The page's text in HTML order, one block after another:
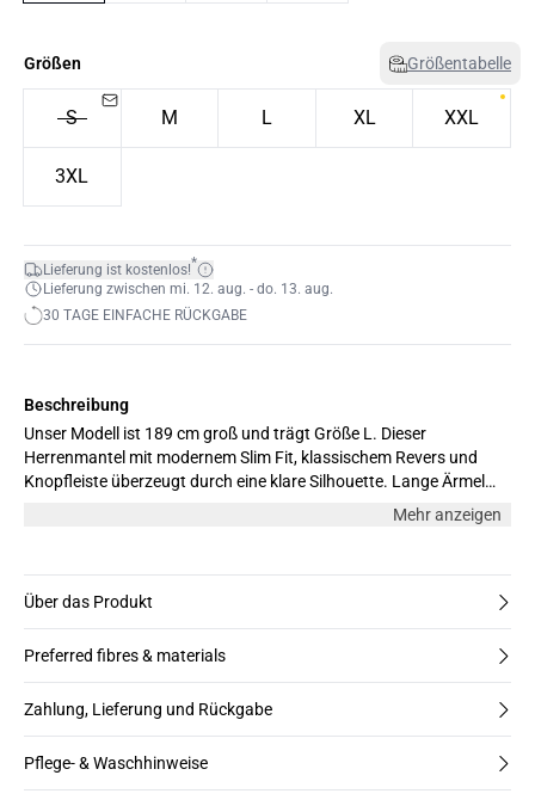
Größen Größentabelle
S M L XL XXL
3XL
Lieferung ist kostenlos!*
Lieferung zwischen mi. 12. aug. - do. 13. aug.
30 TAGE EINFACHE RÜCKGABE
Beschreibung
Unser Modell ist 189 cm groß und trägt Größe L. Dieser
Herrenmantel mit modernem Slim Fit, klassischem Revers und
Knopfleiste überzeugt durch eine klare Silhouette. Lange Ärmel
und schlichtes Design machen ihn ideal für formelle und legere
Mehr anzeigen
Über das Produkt
Preferred fibres & materials
Zahlung, Lieferung und Rückgabe
Pflege- & Waschhinweise